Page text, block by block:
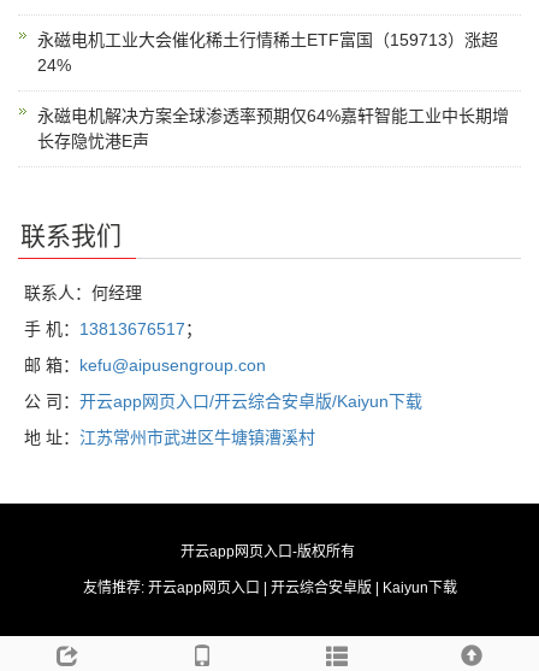
永磁电机工业大会催化稀土行情稀土ETF富国（159713）涨超
24%
永磁电机解决方案全球渗透率预期仅64%嘉轩智能工业中长期增
长存隐忧港E声
联系我们
联系人：何经理
手 机： 13813676517；
邮 箱： kefu@aipusengroup.con
公 司： 开云app网页入口/开云综合安卓版/Kaiyun下载
地 址： 江苏常州市武进区牛塘镇漕溪村
开云app网页入口-版权所有
友情推荐: 开云app网页入口 开云综合安卓版 Kaiyun下载